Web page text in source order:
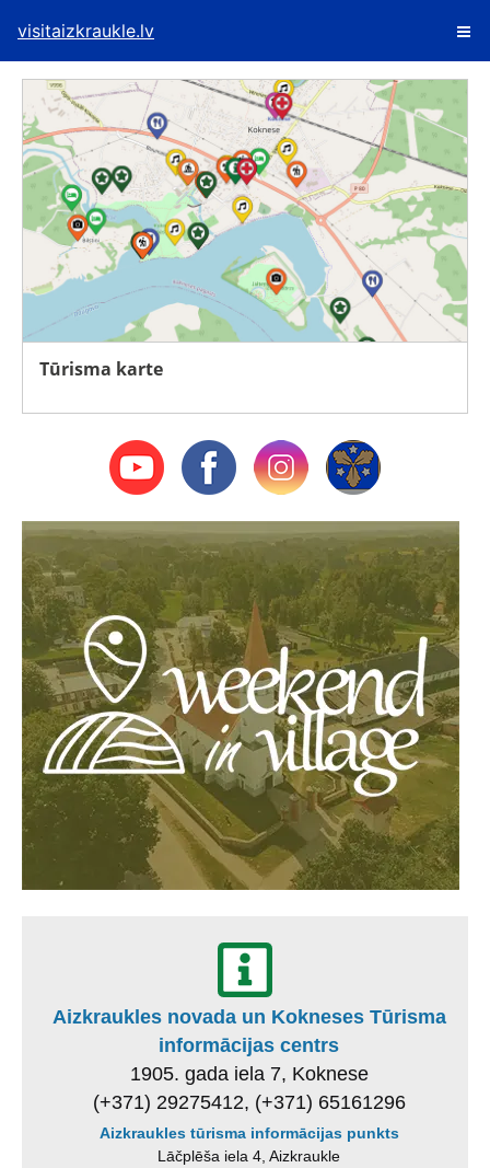
visitaizkraukle.lv
Tūrisma karte
Aizkraukles novada un Kokneses Tūrisma
informācijas centrs
1905. gada iela 7, Koknese
(+371) 29275412, (+371) 65161296
Aizkraukles tūrisma informācijas punkts
Lāčplēša iela 4, Aizkraukle